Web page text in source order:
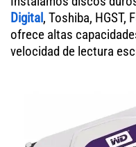
Digital, Toshiba, HGST,
ofrece altas
velocidad de lectura